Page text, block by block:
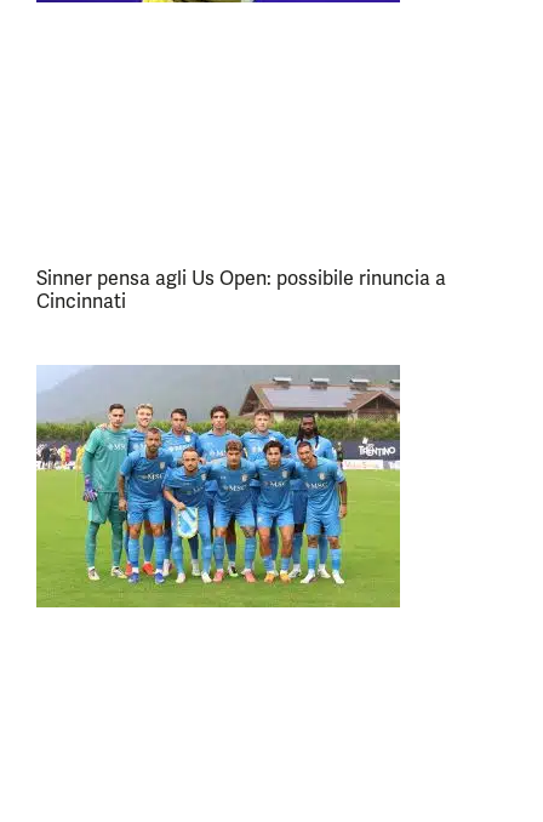
Sinner pensa agli Us Open: possibile rinuncia a
Cincinnati